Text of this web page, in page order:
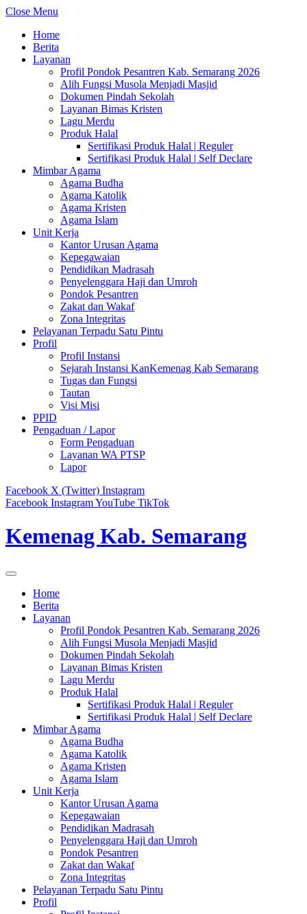
Close Menu
Home
Berita
Layanan
Profil Pondok Pesantren Kab. Semarang 2026
Alih Fungsi Musola Menjadi Masjid
Dokumen Pindah Sekolah
Layanan Bimas Kristen
Lagu Merdu
Produk Halal
Sertifikasi Produk Halal | Reguler
Sertifikasi Produk Halal | Self Declare
Mimbar Agama
Agama Budha
Agama Katolik
Agama Kristen
Agama Islam
Unit Kerja
Kantor Urusan Agama
Kepegawaian
Pendidikan Madrasah
Penyelenggara Haji dan Umroh
Pondok Pesantren
Zakat dan Wakaf
Zona Integritas
Pelayanan Terpadu Satu Pintu
Profil
Profil Instansi
Sejarah Instansi KanKemenag Kab Semarang
Tugas dan Fungsi
Tautan
Visi Misi
PPID
Pengaduan / Lapor
Form Pengaduan
Layanan WA PTSP
Lapor
Facebook X (Twitter) Instagram
Facebook InstagramYouTube TikTok
Kemenag Kab. Semarang
Home
Berita
Layanan
Profil Pondok Pesantren Kab. Semarang 2026
Alih Fungsi Musola Menjadi Masjid
Dokumen Pindah Sekolah
Layanan Bimas Kristen
Lagu Merdu
Produk Halal
Sertifikasi Produk Halal | Reguler
Sertifikasi Produk Halal | Self Declare
Mimbar Agama
Agama Budha
Agama Katolik
Agama Kristen
Agama Islam
Unit Kerja
Kantor Urusan Agama
Kepegawaian
Pendidikan Madrasah
Penyelenggara Haji dan Umroh
Pondok Pesantren
Zakat dan Wakaf
Zona Integritas
Pelayanan Terpadu Satu Pintu
Profil